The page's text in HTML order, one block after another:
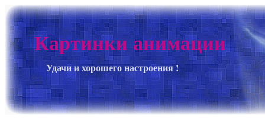
Картинки анимации
Удачи и хорошего настроения !